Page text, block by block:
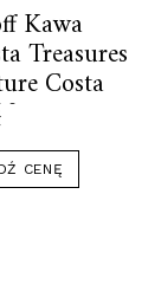
Kawa
Treasures
Costa
CENĘ